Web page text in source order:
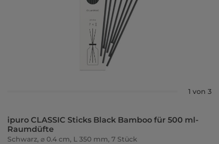
1 von 3
ipuro CLASSIC Sticks Black Bamboo für 500 ml-
Raumdüfte
Schwarz, ⌀ 0.4 cm, L 350 mm, 7 Stück